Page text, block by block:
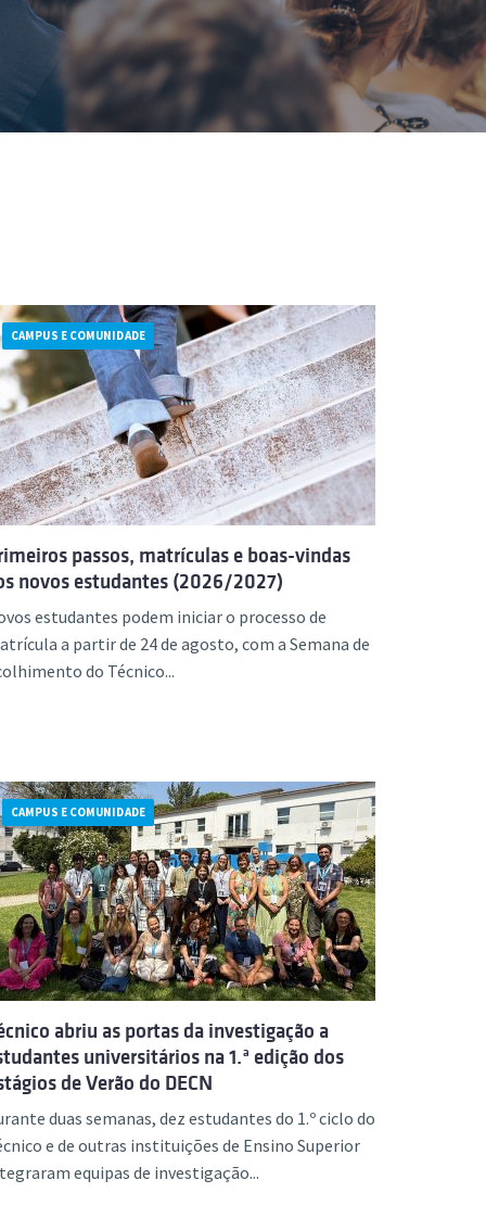
Acreditações A3ES
CAMPUS E COMUNIDADE
passos, matrículas e boas-vindas
novos estudantes (2026/2027)
estudantes podem iniciar o processo de
a partir de 24 de agosto, com a Semana de
do Técnico...
CAMPUS E COMUNIDADE
abriu as portas da investigação a
universitários na 1.ª edição dos
de Verão do DECN
duas semanas, dez estudantes do 1.º ciclo do
e de outras instituições de Ensino Superior
equipas de investigação...